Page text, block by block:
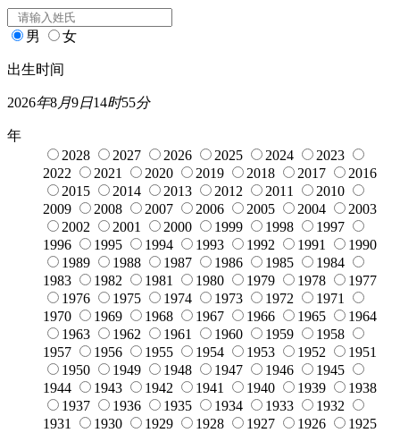
男 女
出生时间
2026年8月9日14时55分
年
2028
2027 2026 2025 2024
2023
2022
2021 2020 2019 2018 2017
2016
2015
2014 2013 2012 2011
2010
2009
2008 2007 2006 2005 2004
2003
2002
2001 2000 1999 1998
1997
1996
1995 1994 1993 1992 1991
1990
1989
1988 1987 1986 1985
1984
1983
1982 1981 1980 1979 1978
1977
1976
1975 1974 1973 1972
1971
1970
1969 1968 1967 1966 1965
1964
1963
1962 1961 1960 1959
1958
1957
1956 1955 1954 1953 1952
1951
1950
1949 1948 1947 1946
1945
1944
1943 1942 1941 1940 1939
1938
1937
1936 1935 1934 1933
1932
1931
1930 1929 1928 1927 1926
1925